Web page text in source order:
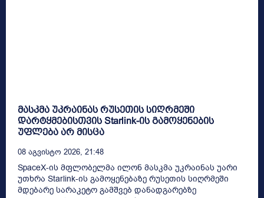
მასკმა უკრაინას რუსეთის სიღრმეში
დარტყმებისთვის Starlink-ის გამოყენების
უფლება არ მისცა
08 Აგვისტო 2026, 21:48
SpaceX-ის მფლობელმა ილონ მასკმა უკრაინას უარი
უთხრა Starlink-ის გამოყენებაზე რუსეთის სიღრმეში
მდებარე სარაკეტო გამშვებ დანადგარებზე